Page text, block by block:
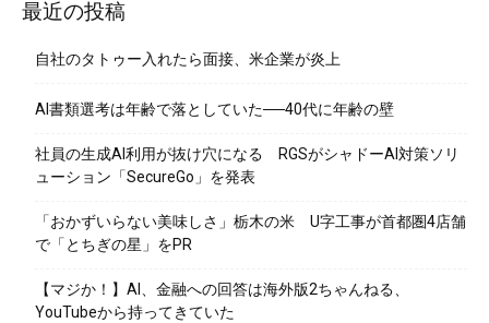
最近の投稿
自社のタトゥー入れたら面接、米企業が炎上
AI書類選考は年齢で落としていた──40代に年齢の壁
社員の生成AI利用が抜け穴になる RGSがシャドーAI対策ソリ
ューション「SecureGo」を発表
「おかずいらない美味しさ」栃木の米 U字工事が首都圏4店舗
で「とちぎの星」をPR
【マジか！】AI、金融への回答は海外版2ちゃんねる、
YouTubeから持ってきていた